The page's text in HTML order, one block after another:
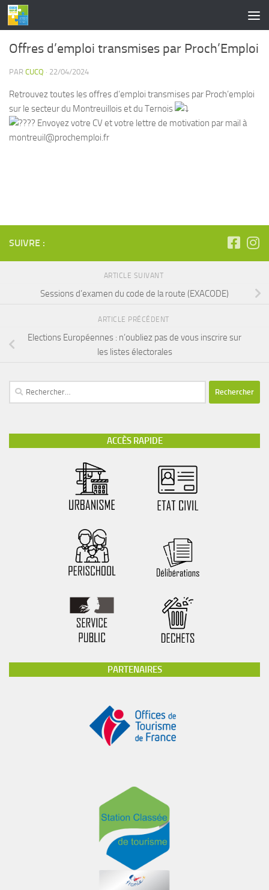
principalSkip to content
Offres d’emploi transmises par Proch’Emploi
PAR CUCQ · 22/04/2024
Retrouvez toutes les offres d’emploi transmises par Proch’emploi
sur le secteur du Montreuillois et du Ternois
Envoyez votre CV et votre lettre de motivation par mail à
montreuil@prochemploi.fr
SUIVRE :
ARTICLE SUIVANT
Sessions d’examen du code de la route (EXACODE)
ARTICLE PRÉCÉDENT
Elections Européennes : n’oubliez pas de vous inscrire sur
les listes électorales
Rechercher :
ACCÈS RAPIDE
PARTENAIRES